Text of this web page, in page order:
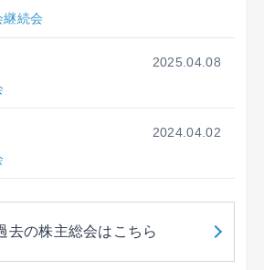
続会
2025.04.08
2024.04.02
去の株主総会はこちら